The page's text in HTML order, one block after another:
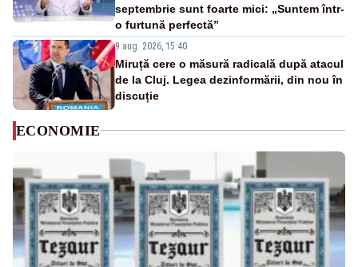
septembrie sunt foarte mici: „Suntem într-
o furtună perfectă”
9 aug. 2026, 15:40
Miruță cere o măsură radicală după atacul
de la Cluj. Legea dezinformării, din nou în
discuție
ECONOMIE